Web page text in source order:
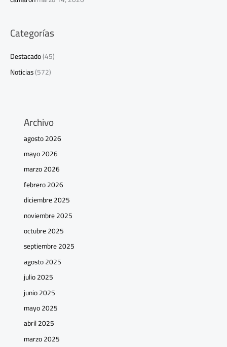
Categorías
Destacado(45)
Noticias(572)
Archivo
agosto 2026
mayo 2026
marzo 2026
febrero 2026
diciembre 2025
noviembre 2025
octubre 2025
septiembre 2025
agosto 2025
julio 2025
junio 2025
mayo 2025
abril 2025
marzo 2025